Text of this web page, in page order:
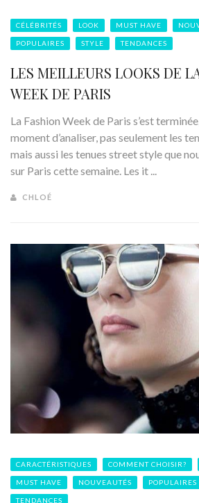
CÉLÉBRITÉS LOOK MUST HAVE
POPULAIRES STYLE TENDANCES
LES MEILLEURS LOOKS DE
WEEK DE PARIS
La Fashion Week de Paris s’est
moment d’analiser, pas seulement les
mais aussi les tenues street style que
sur Paris cette semaine. Les it ...
CHLOÉ
CARACTÉRISTIQUES COMMENT CHOISIR?
MUST HAVE NOUVEAUTÉS POPULAIRES
TENDANCES